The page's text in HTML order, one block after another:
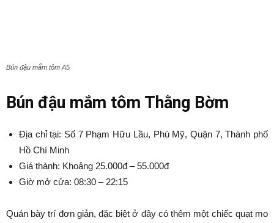
Bún đậu mắm tôm A5
Bún đậu mắm tôm Thằng Bờm
Địa chỉ tại: Số 7 Phạm Hữu Lầu, Phú Mỹ, Quận 7, Thành phố
Hồ Chí Minh
Giá thành: Khoảng 25.000đ – 55.000đ
Giờ mở cửa: 08:30 – 22:15
Quán bày trí đơn giản, đặc biệt ở đây có thêm một chiếc quạt mo